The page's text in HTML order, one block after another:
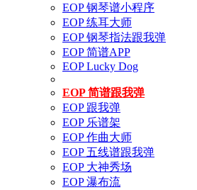
EOP 钢琴谱小程序
EOP 练耳大师
EOP 钢琴指法跟我弹
EOP 简谱APP
EOP Lucky Dog
EOP 简谱跟我弹
EOP 跟我弹
EOP 乐谱架
EOP 作曲大师
EOP 五线谱跟我弹
EOP 大神秀场
EOP 瀑布流